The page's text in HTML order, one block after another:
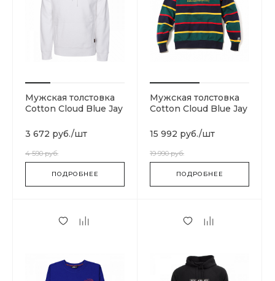
Мужская толстовка
Cotton Cloud Blue Jay
3 672 руб./шт
4 590 руб.
ПОДРОБНЕЕ
Мужская толстовка
Cotton Cloud Blue Jay
BLUE
15 992 руб./шт
19 990 руб.
ПОДРОБНЕЕ